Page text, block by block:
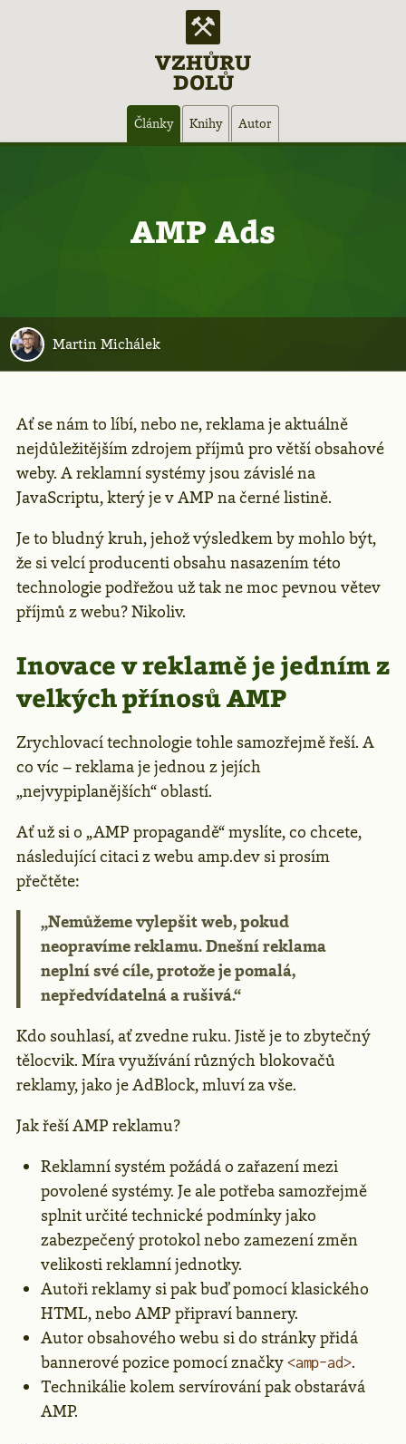
VZHŮRU
DOLŮ
Články Knihy Autor
AMP Ads
Martin Michálek
Ať se nám to líbí, nebo ne, reklama je aktuálně
nejdůležitějším zdrojem příjmů pro větší obsahové
weby. A reklamní systémy jsou závislé na
JavaScriptu, který je v AMP na černé listině.
Je to bludný kruh, jehož výsledkem by mohlo být,
že si velcí producenti obsahu nasazením této
technologie podřežou už tak ne moc pevnou větev
příjmů z webu? Nikoliv.
Inovace v reklamě je jedním z
velkých přínosů AMP
Zrychlovací technologie tohle samozřejmě řeší. A
co víc – reklama je jednou z jejích
„nejvypiplanějších“ oblastí.
Ať už si o „AMP propagandě“ myslíte, co chcete,
následující citaci z webu amp.dev si prosím
přečtěte:
„Nemůžeme vylepšit web, pokud
neopravíme reklamu. Dnešní reklama
neplní své cíle, protože je pomalá,
nepředvídatelná a rušivá.“
Kdo souhlasí, ať zvedne ruku. Jistě je to zbytečný
tělocvik. Míra využívání různých blokovačů
reklamy, jako je AdBlock, mluví za vše.
Jak řeší AMP reklamu?
Reklamní systém požádá o zařazení mezi
povolené systémy. Je ale potřeba samozřejmě
splnit určité technické podmínky jako
zabezpečený protokol nebo zamezení změn
velikosti reklamní jednotky.
Autoři reklamy si pak buď pomocí klasického
HTML, nebo AMP připraví bannery.
Autor obsahového webu si do stránky přidá
bannerové pozice pomocí značky <amp-ad>.
Technikálie kolem servírování pak obstarává
AMP.